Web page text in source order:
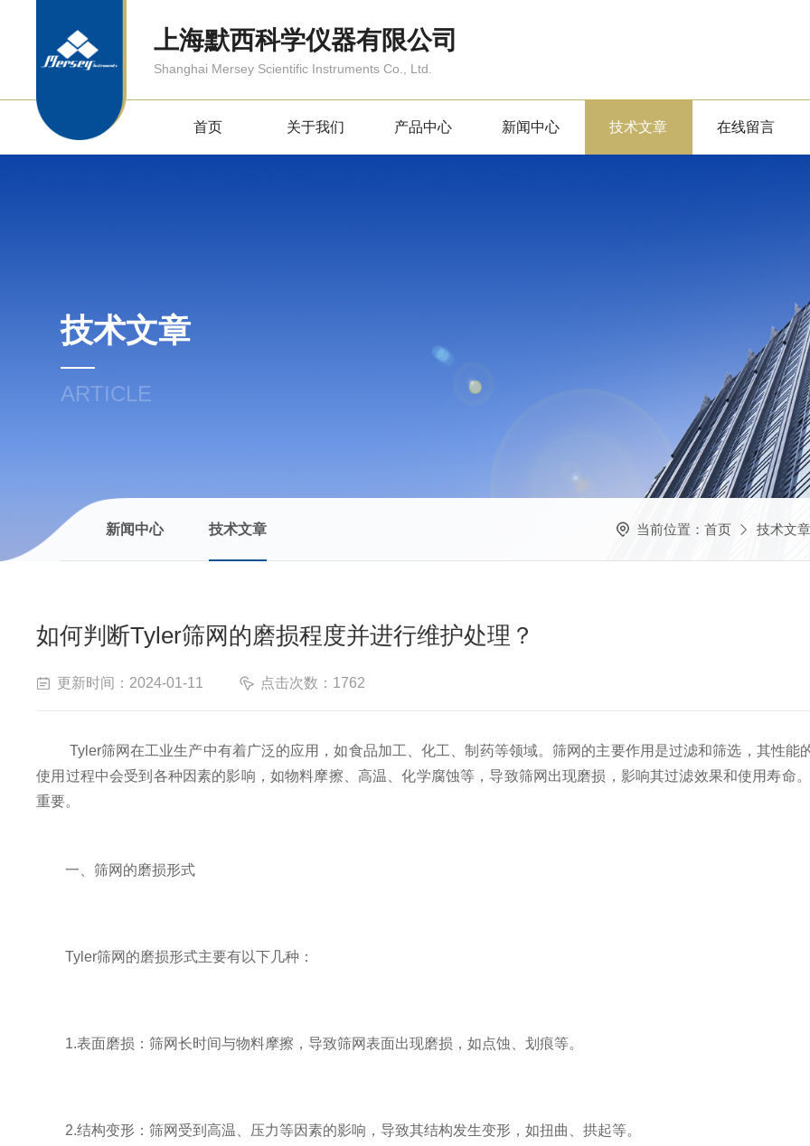
上海默西科学仪器有限公司
Shanghai Mersey Scientific Instruments Co., Ltd.
首页 关于我们 产品中心 新闻中心 技术文章 在线留言
技术文章
ARTICLE
新闻中心 技术文章 当前位置： 首页 技术文章
如何判断Tyler筛网的磨损程度并进行维护处理？
更新时间：2024-01-11 点击次数：1762
Tyler筛网在工业生产中有着广泛的应用，如食品加工、化工、制药等领域。筛网的主要作用是过滤和筛选，其性能
使用过程中会受到各种因素的影响，如物料摩擦、高温、化学腐蚀等，导致筛网出现磨损，影响其过滤效果和使用寿命
重要。
一、筛网的磨损形式
Tyler筛网的磨损形式主要有以下几种：
1.表面磨损：筛网长时间与物料摩擦，导致筛网表面出现磨损，如点蚀、划痕等。
2.结构变形：筛网受到高温、压力等因素的影响，导致其结构发生变形，如扭曲、拱起等。